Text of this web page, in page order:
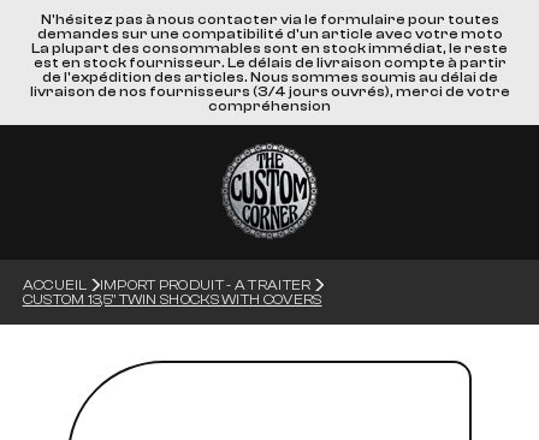
N'hésitez pas à nous contacter via le formulaire pour toutes
demandes sur une compatibilité d'un article avec votre moto
La plupart des consommables sont en stock immédiat, le reste
est en stock fournisseur. Le délais de livraison compte à partir
de l'expédition des articles. Nous sommes soumis au délai de
livraison de nos fournisseurs (3/4 jours ouvrés), merci de votre
compréhension
ACCUEIL
IMPORT PRODUIT - A TRAITER
CUSTOM 13,5" TWIN SHOCKS WITH COVERS